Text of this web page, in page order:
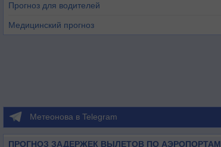
Прогноз для водителей
Медицинский прогноз
Метеонова в Telegram
ПРОГНОЗ ЗАДЕРЖЕК ВЫЛЕТОВ ПО АЭРОПОРТАМ